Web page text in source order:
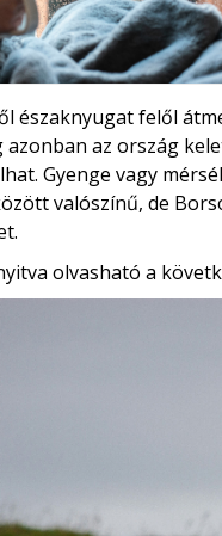
északnyugat felől
azonban az ország
Gyenge vagy
valószínű, de
olvasható a